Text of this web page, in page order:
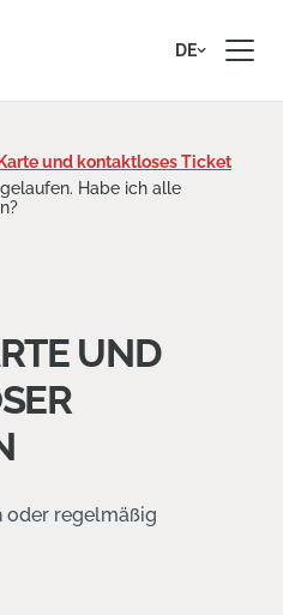
DE
und kontaktloses Ticket
Habe ich alle
UND
oder regelmäßig